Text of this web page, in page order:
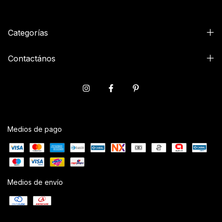
Categorías
Contactános
Medios de pago
Medios de envío